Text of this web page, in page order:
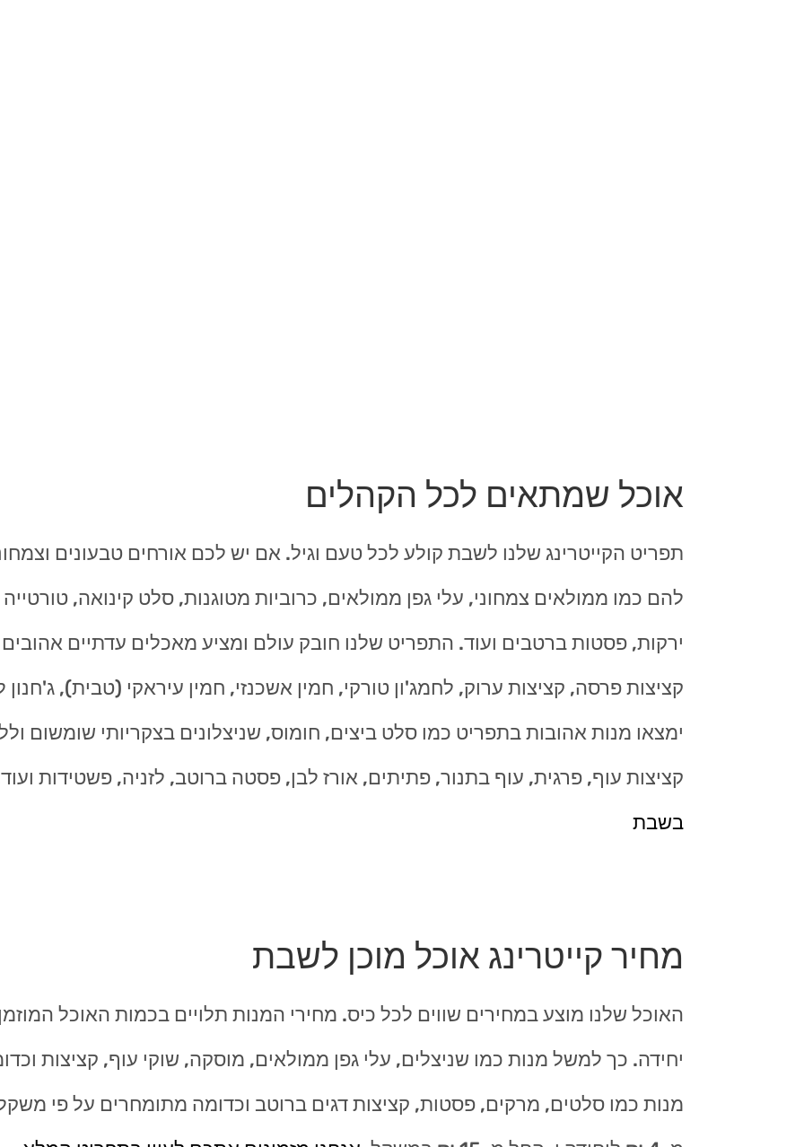
אוכל שמתאים לכל הקהלים
תפריט הקייטרינג שלנו לשבת קולע לכל טעם וגיל. אם יש לכם אורחים טבעונים
להם כמו ממולאים צמחוני, עלי גפן ממולאים, כרוביות מטוגנות, סלט קינואה, טורטייה
ירקות, פסטות ברטבים ועוד. התפריט שלנו חובק עולם ומציע מאכלים עדתיים
קציצות פרסה, קציצות ערוק, לחמג'ון טורקי, חמין אשכנזי, חמין עיראקי (טבית),
ימצאו מנות אהובות בתפריט כמו סלט ביצים, חומוס, שניצלונים בצקריותי שומשום
קציצות עוף, פרגית, עוף בתנור, פתיתים, אורז לבן, פסטה ברוטב, לזניה, פשטידות
בשבת
מחיר קייטרינג אוכל מוכן לשבת
האוכל שלנו מוצע במחירים שווים לכל כיס. מחירי המנות תלויים בכמות האוכל
יחידה. כך למשל מנות כמו שניצלים, עלי גפן ממולאים, מוסקה, שוקי עוף, קציצות
מנות כמו סלטים, מרקים, פסטות, קציצות דגים ברוטב וכדומה מתומחרים על פי